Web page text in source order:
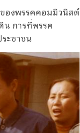
องพรรคคอมมิวนิสต์
น การที่พรรค
ะชาชน